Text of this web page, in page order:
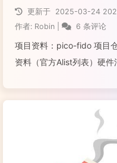
更新于 2025-03-24
作者: Robin 6 条评论
项目资料：pico-fido 项目
资料（官方Alist列表）硬